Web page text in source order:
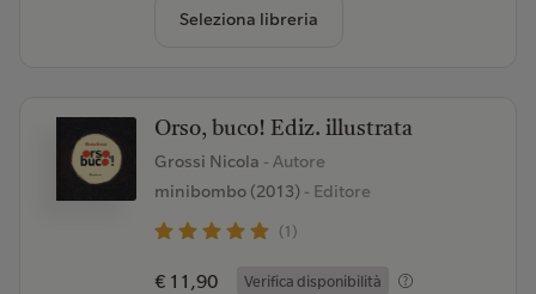
Seleziona libreria
Orso, buco! Ediz. illustrata
Grossi Nicola - Autore
minibombo (2013)- Editore
(1)
€ 11,90 Verifica disponibilità